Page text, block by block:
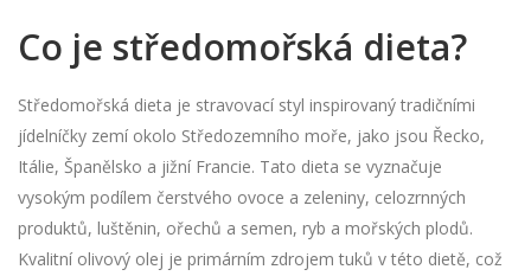
Co je středomořská dieta?
Středomořská dieta je stravovací styl inspirovaný tradičními
jídelníčky zemí okolo Středozemního moře, jako jsou Řecko,
Itálie, Španělsko a jižní Francie. Tato dieta se vyznačuje
vysokým podílem čerstvého ovoce a zeleniny, celozrnných
produktů, luštěnin, ořechů a semen, ryb a mořských plodů.
Kvalitní olivový olej je primárním zdrojem tuků v této dietě, což